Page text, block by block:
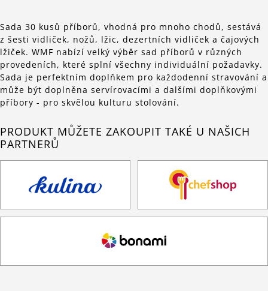
Sada 30 kusů příborů, vhodná pro mnoho chodů, sestává
z šesti vidliček, nožů, lžic, dezertních vidliček a čajových
lžiček. WMF nabízí velký výběr sad příborů v různých
provedeních, které splní všechny individuální požadavky.
Sada je perfektním doplňkem pro každodenní stravování a
může být doplněna servírovacími a dalšími doplňkovými
příbory - pro skvělou kulturu stolování.
PRODUKT MŮŽETE ZAKOUPIT TAKÉ U NAŠICH
PARTNERŮ